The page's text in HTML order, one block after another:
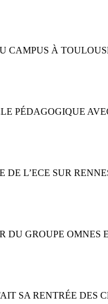
À
PÉDAGOGIQUE
DE L’ECE SUR
DU GROUPE OMNES
SA RENTRÉE DES